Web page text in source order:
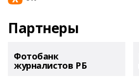
Партнеры
Фотобанк
журналистов РБ